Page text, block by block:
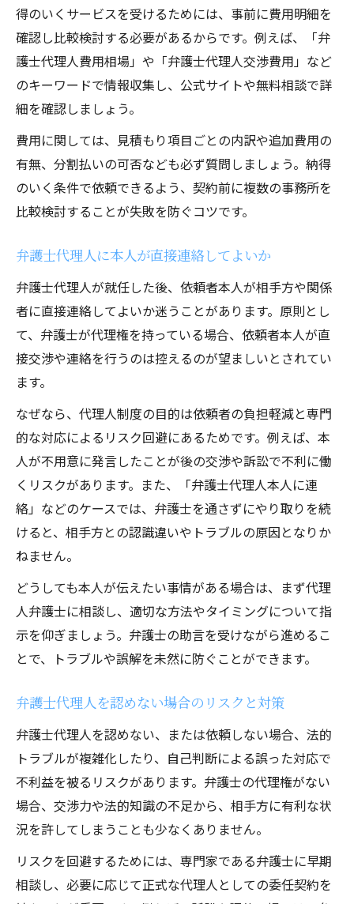
得のいくサービスを受けるためには、事前に費用明細を
確認し比較検討する必要があるからです。例えば、「弁
護士代理人費用相場」や「弁護士代理人交渉費用」など
のキーワードで情報収集し、公式サイトや無料相談で詳
細を確認しましょう。
費用に関しては、見積もり項目ごとの内訳や追加費用の
有無、分割払いの可否なども必ず質問しましょう。納得
のいく条件で依頼できるよう、契約前に複数の事務所を
比較検討することが失敗を防ぐコツです。
弁護士代理人に本人が直接連絡してよいか
弁護士代理人が就任した後、依頼者本人が相手方や関係
者に直接連絡してよいか迷うことがあります。原則とし
て、弁護士が代理権を持っている場合、依頼者本人が直
接交渉や連絡を行うのは控えるのが望ましいとされてい
ます。
なぜなら、代理人制度の目的は依頼者の負担軽減と専門
的な対応によるリスク回避にあるためです。例えば、本
人が不用意に発言したことが後の交渉や訴訟で不利に働
くリスクがあります。また、「弁護士代理人本人に連
絡」などのケースでは、弁護士を通さずにやり取りを続
けると、相手方との認識違いやトラブルの原因となりか
ねません。
どうしても本人が伝えたい事情がある場合は、まず代理
人弁護士に相談し、適切な方法やタイミングについて指
示を仰ぎましょう。弁護士の助言を受けながら進めるこ
とで、トラブルや誤解を未然に防ぐことができます。
弁護士代理人を認めない場合のリスクと対策
弁護士代理人を認めない、または依頼しない場合、法的
トラブルが複雑化したり、自己判断による誤った対応で
不利益を被るリスクがあります。弁護士の代理権がない
場合、交渉力や法的知識の不足から、相手方に有利な状
況を許してしまうことも少なくありません。
リスクを回避するためには、専門家である弁護士に早期
相談し、必要に応じて正式な代理人としての委任契約を